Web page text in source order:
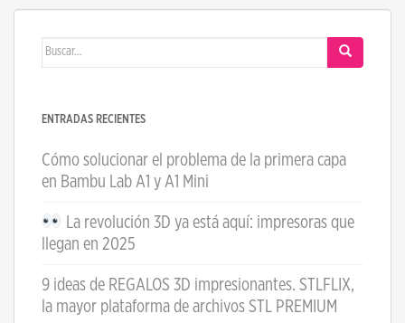
Buscar:
ENTRADAS RECIENTES
Cómo solucionar el problema de la primera capa
en Bambu Lab A1 y A1 Mini
La revolución 3D ya está aquí: impresoras que
llegan en 2025
9 ideas de REGALOS 3D impresionantes. STLFLIX,
la mayor plataforma de archivos STL PREMIUM